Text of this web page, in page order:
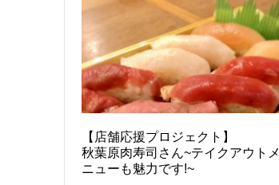
【店舗応援プロジェクト】
秋葉原肉寿司さん~テイクアウトメ
ニューも魅力です!~